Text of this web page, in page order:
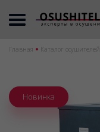
Главная Каталог осушителей
Новинка